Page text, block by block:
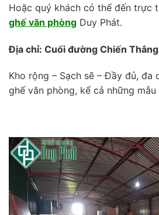
Hoặc quý khách có thể đến trực
ghế văn phòng Duy Phát.
Địa chỉ: Cuối đường Chiến
Kho rộng – Sạch sẽ – Đầy đủ, đa
ghế văn phòng, kể cả những mẫu